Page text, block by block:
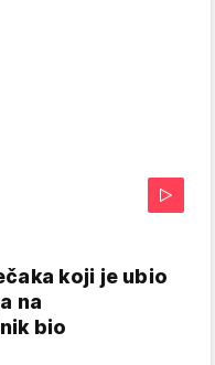
koji je ubio
na
bio